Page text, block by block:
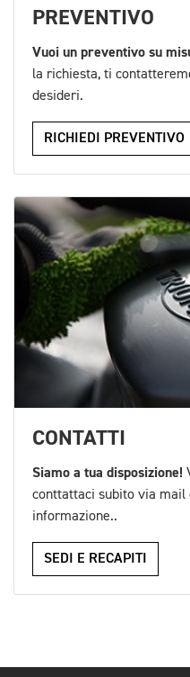
PREVENTIVO
Vuoi un preventivo su
la richiesta, ti
desideri.
RICHIEDI PREVENTIVO
CONTATTI
Siamo a tua disposizione!
conttattaci subito via mail
informazione..
SEDI E RECAPITI